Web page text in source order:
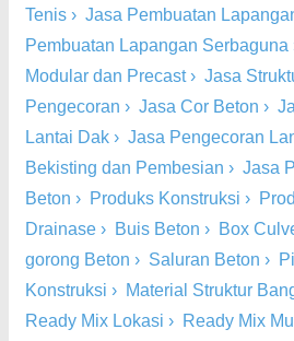
Tenis › Jasa Pembuatan
Pembuatan Lapangan Serbaguna
Modular dan Precast› Jasa
Pengecoran › Jasa Cor Beton ›
Lantai Dak › Jasa Pengecoran
Bekisting dan Pembesian › Jasa
Beton › Produks Konstruksi ›
Drainase › Buis Beton › Box
gorong Beton › Saluran Beton ›
Konstruksi › Material Struktur
Ready Mix Lokasi › Ready Mix